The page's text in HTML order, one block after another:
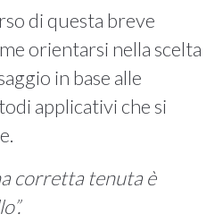
di questa breve
orientarsi nella scelta
in base alle
applicativi che si
corretta tenuta è